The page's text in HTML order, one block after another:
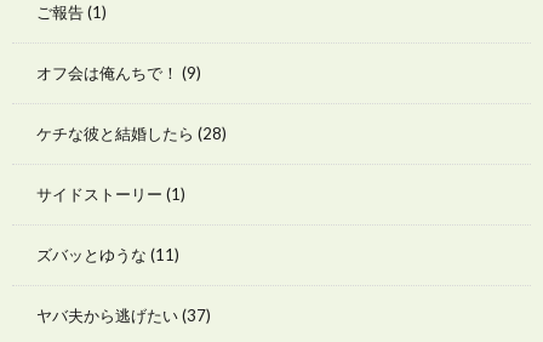
ご報告(1)
オフ会は俺んちで！ (9)
ケチな彼と結婚したら (28)
サイドストーリー (1)
ズバッとゆうな (11)
ヤバ夫から逃げたい(37)